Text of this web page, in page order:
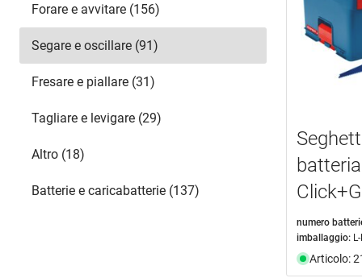
T48 (1)
60 MicroteQ (1)
valigetta in plastica (7)
Forare e avvitare (156)
Segare e oscillare (91)
Fresare e piallare (31)
Tagliare e levigare (29)
Altro (18)
Batterie e caricabatterie (137)
numero
imballaggio:
Articolo: